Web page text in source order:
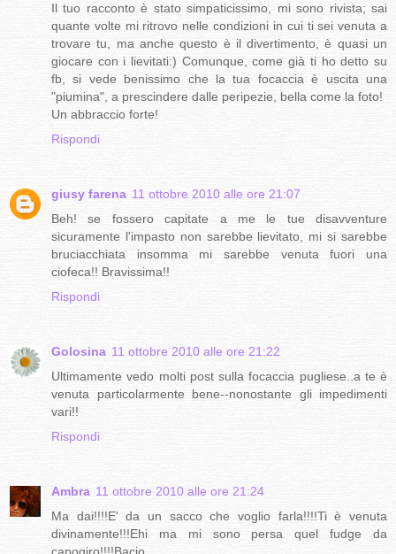
Il tuo racconto è stato simpaticissimo, mi sono rivista; sai
quante volte mi ritrovo nelle condizioni in cui ti sei venuta a
trovare tu, ma anche questo è il divertimento, è quasi un
giocare con i lievitati:) Comunque, come già ti ho detto su
fb, si vede benissimo che la tua focaccia è uscita una
"piumina", a prescindere dalle peripezie, bella come la foto!
Un abbraccio forte!
Rispondi
giusy farena 11 ottobre 2010 alle ore 21:07
Beh! se fossero capitate a me le tue disavventure
sicuramente l'impasto non sarebbe lievitato, mi si sarebbe
bruciacchiata insomma mi sarebbe venuta fuori una
ciofeca!! Bravissima!!
Rispondi
Golosina 11 ottobre 2010 alle ore 21:22
Ultimamente vedo molti post sulla focaccia pugliese..a te è
venuta particolarmente bene--nonostante gli impedimenti
vari!!
Rispondi
Ambra 11 ottobre 2010 alle ore 21:24
Ma dai!!!!E' da un sacco che voglio farla!!!!Ti è venuta
divinamente!!!Ehi ma mi sono persa quel fudge da